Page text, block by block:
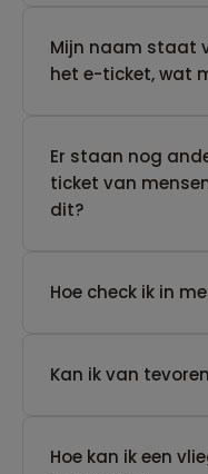
Mijn naam staat
het e-ticket, wat
Er staan nog
ticket van
dit?
Hoe check ik in
Kan ik van
Hoe kan ik een